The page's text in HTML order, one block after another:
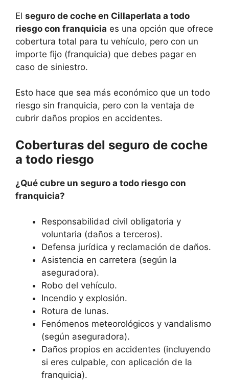
El seguro de coche en Cillaperlata a todo
riesgo con franquicia es una opción que ofrece
cobertura total para tu vehículo, pero con un
importe fijo (franquicia) que debes pagar en
caso de siniestro.
Esto hace que sea más económico que un todo
riesgo sin franquicia, pero con la ventaja de
cubrir daños propios en accidentes.
Coberturas del seguro de coche
a todo riesgo
¿Qué cubre un seguro a todo riesgo con
franquicia?
Responsabilidad civil obligatoria y
voluntaria (daños a terceros).
Defensa jurídica y reclamación de daños.
Asistencia en carretera (según la
aseguradora).
Robo del vehículo.
Incendio y explosión.
Rotura de lunas.
Fenómenos meteorológicos y vandalismo
(según aseguradora).
Daños propios en accidentes (incluyendo
si eres culpable, con aplicación de la
franquicia).